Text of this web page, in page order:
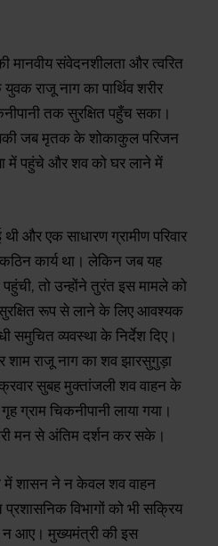
मानवीय संवेदनशीलता और त्वरित
राजू नाग का पार्थिव शरीर
तक सुरक्षित पहुँच सका।
जब मृतक के शोकाकुल परिजन
में पहुंचे और शव को घर लाने में
और एक साधारण ग्रामीण परिवार
कार्य था। लेकिन जब यह
तो उन्होंने तुरंत इस मामले को
रूप से लाने के लिए आवश्यक
समुचित व्यवस्था के निर्देश दिए।
शाम राजू नाग का शव झारसुगुड़ा
सुबह मुक्तांजली शव वाहन के
ग्राम चिकनीपानी लाया गया।
मन से अंतिम दर्शन कर सके।
में शासन ने न केवल शव वाहन
विभागों को भी सक्रिय
न आए। मुख्यमंत्री की इस